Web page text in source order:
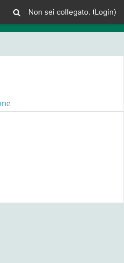
Non sei collegato. (Login)